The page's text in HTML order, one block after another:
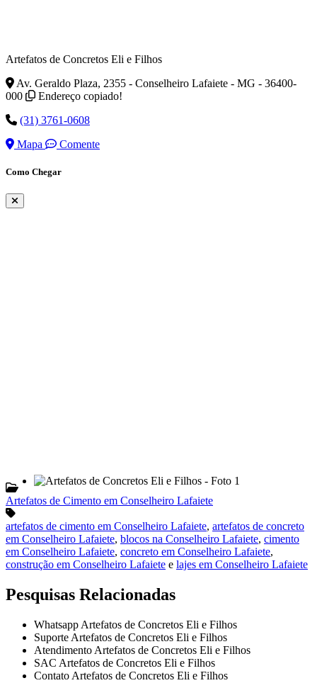
Artefatos de Concretos Eli e Filhos
Av. Geraldo Plaza, 2355 - Conselheiro Lafaiete - MG - 36400-
000
Endereço copiado!
(31) 3761-0608
Mapa
Comente
Como Chegar
Artefatos de Cimento em Conselheiro Lafaiete
artefatos de cimento em Conselheiro Lafaiete, artefatos de concreto
em Conselheiro Lafaiete, blocos na Conselheiro Lafaiete, cimento
em Conselheiro Lafaiete, concreto em Conselheiro Lafaiete,
construção em Conselheiro Lafaiete e lajes em Conselheiro Lafaiete
Pesquisas Relacionadas
Whatsapp Artefatos de Concretos Eli e Filhos
Suporte Artefatos de Concretos Eli e Filhos
Atendimento Artefatos de Concretos Eli e Filhos
SAC Artefatos de Concretos Eli e Filhos
Contato Artefatos de Concretos Eli e Filhos